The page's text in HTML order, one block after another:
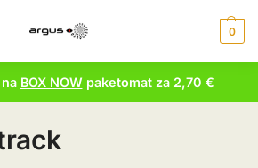
0
BOX NOWpaketomat za 2,70 €